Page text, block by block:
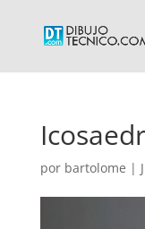
por bartolome |